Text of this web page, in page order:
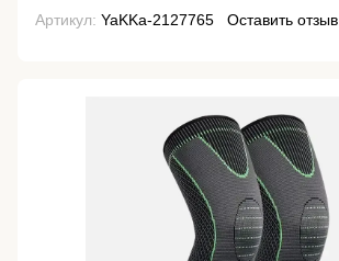
Артикул: YaKKa-2127765 Оставить отзыв